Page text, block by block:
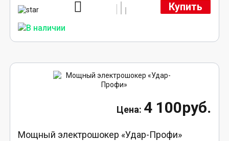
Купить
4 100руб.
Мощный электрошокер «Удар-Профи»